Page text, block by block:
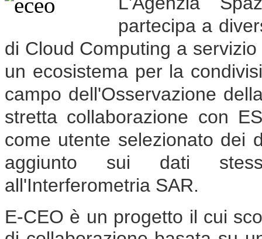
partecipa a
di Cloud Computing a
un ecosistema per la
campo dell'Osservazione
stretta collaborazione con
come utente selezionato dei
aggiunto sui dati
all'Interferometria SAR.
E-CEO è un progetto il cui